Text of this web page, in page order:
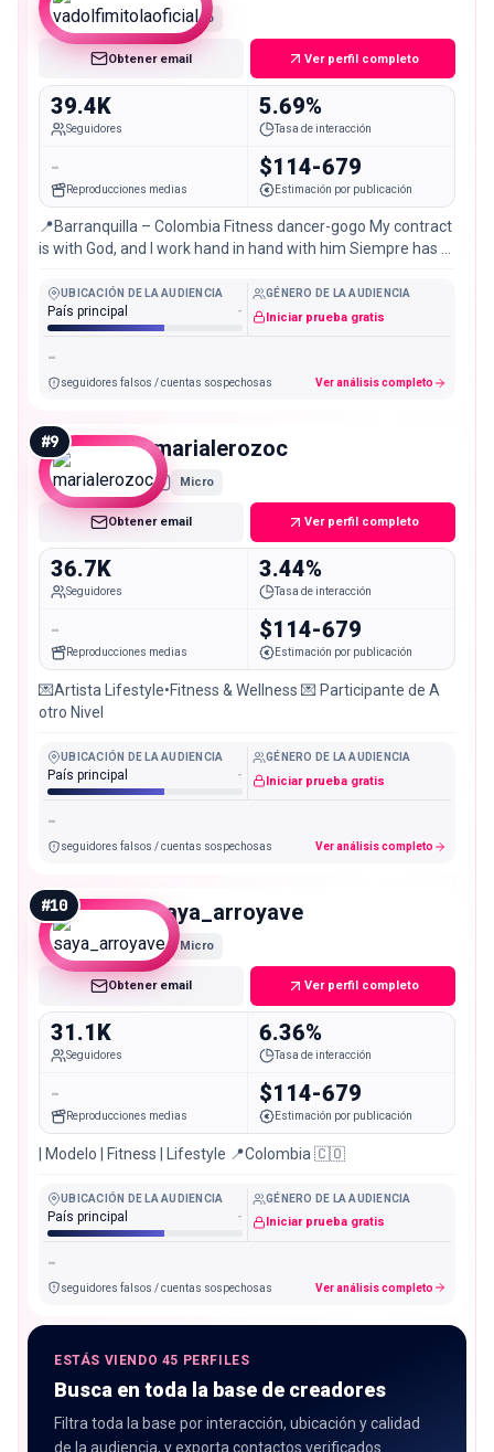
Micro
Obtener email Ver perfil completo
39.4K
Seguidores
5.69%
Tasa de interacción
-
Reproducciones medias
$114-679
Estimación por publicación
📍Barranquilla – Colombia Fitness dancer-gogo My contract
is with God, and I work hand in hand with him Siempre has el
UBICACIÓN DE LA AUDIENCIA
País principal -
GÉNERO DE LA AUDIENCIA
Iniciar prueba gratis
-
seguidores falsos / cuentas sospechosas Ver análisis completo
#9 marialerozoc
Micro
Obtener email Ver perfil completo
36.7K
Seguidores
3.44%
Tasa de interacción
-
Reproducciones medias
$114-679
Estimación por publicación
💌Artista Lifestyle•Fitness & Wellness 💌 Participante de A
otro Nivel
UBICACIÓN DE LA AUDIENCIA
País principal -
GÉNERO DE LA AUDIENCIA
Iniciar prueba gratis
-
seguidores falsos / cuentas sospechosas Ver análisis completo
#10 saya_arroyave
Micro
Obtener email Ver perfil completo
31.1K
Seguidores
6.36%
Tasa de interacción
-
Reproducciones medias
$114-679
Estimación por publicación
| Modelo | Fitness | Lifestyle 📍Colombia 🇨🇴
UBICACIÓN DE LA AUDIENCIA
País principal -
GÉNERO DE LA AUDIENCIA
Iniciar prueba gratis
-
seguidores falsos / cuentas sospechosas Ver análisis completo
ESTÁS VIENDO 45 PERFILES
Busca en toda la base de creadores
Filtra toda la base por interacción, ubicación y calidad
de la audiencia, y exporta contactos verificados.